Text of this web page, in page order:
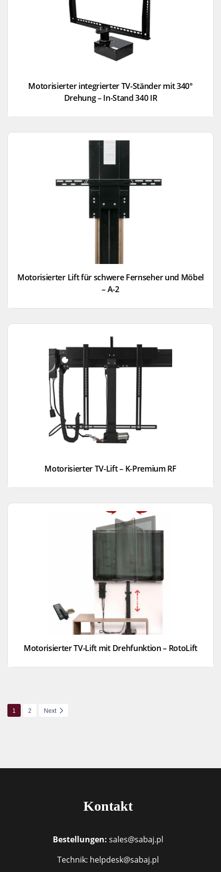
Motorisierter integrierter TV-Ständer mit 340°
Drehung – In-Stand 340 IR
Motorisierter Lift für schwere Fernseher und Möbel
– A-2
Motorisierter TV-Lift – K-Premium RF
Motorisierter TV-Lift mit Drehfunktion – RotoLift
1 2 Next
Kontakt
Bestellungen: sales@sabaj.pl
Technik: helpdesk@sabaj.pl